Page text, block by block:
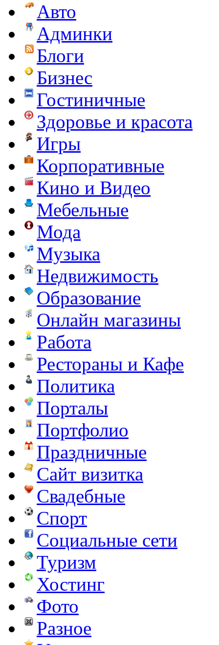
Авто
Админки
Блоги
Бизнес
Гостиничные
Здоровье и красота
Игры
Корпоративные
Кино и Видео
Мебельные
Мода
Музыка
Недвижимость
Образование
Онлайн магазины
Работа
Рестораны и Кафе
Политика
Порталы
Портфолио
Праздничные
Сайт визитка
Свадебные
Спорт
Социальные сети
Туризм
Хостинг
Фото
Разное